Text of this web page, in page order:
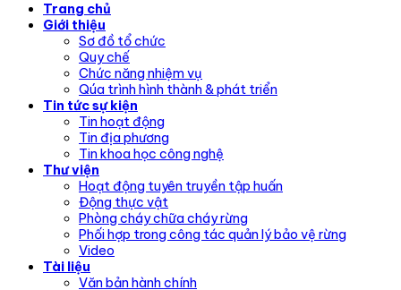
Trang chủ
Giới thiệu
Sơ đồ tổ chức
Quy chế
Chức năng nhiệm vụ
Qúa trình hình thành & phát triển
Tin tức sự kiện
Tin hoạt động
Tin địa phương
Tin khoa học công nghệ
Thư viện
Hoạt động tuyên truyền tập huấn
Động thực vật
Phòng cháy chữa cháy rừng
Phối hợp trong công tác quản lý bảo vệ rừng
Video
Tài liệu
Văn bản hành chính